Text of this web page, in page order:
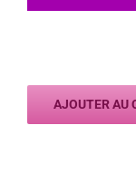
AJOUTER AU